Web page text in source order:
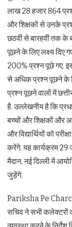
लाख 28 हजार 864
और शिक्षकों से उनके
छठवीं से बारहवीं तक के
पूछने के लिए लक्ष्य दिए
200% प्रश्न पूछे गए.
से अधिक प्रश्न पूछने के
प्रश्न पूछने वालों में
है. उल्लेखनीय है कि
बच्चों और शिक्षकों और
और विद्यार्थियों को
करेंगे. यह कार्यक्रम 29
मैदान, नई दिल्ली में
जुड़ेंगे.
Pariksha Pe
सचिव ने सभी कलेक्टरों